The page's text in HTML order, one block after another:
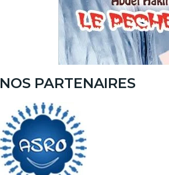
NOS PARTENAIRES